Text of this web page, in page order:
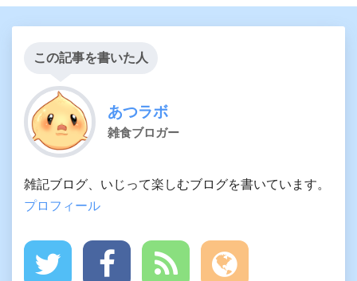
この記事を書いた人
あつラボ
雑食ブロガー
雑記ブログ、いじって楽しむブログを書いています。
プロフィール